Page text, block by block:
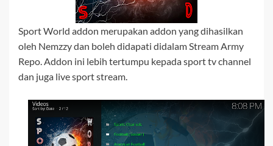
Sport World addon merupakan addon yang dihasilkan
oleh Nemzzy dan boleh didapati didalam Stream Army
Repo. Addon ini lebih tertumpu kepada sport tv channel
dan juga live sport stream.